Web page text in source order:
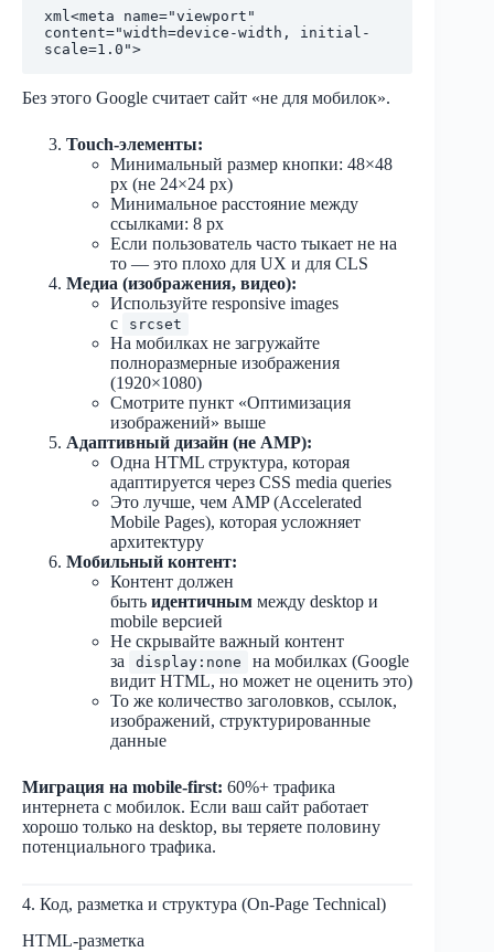
xml<meta name="viewport"
content="width=device-width, initial-
Без этого Google считает сайт «не для мобилок».
Touch-элементы:
Минимальный размер кнопки: 48×48
px (не 24×24 px)
Минимальное расстояние между
ссылками: 8 px
Если пользователь часто тыкает не на
то — это плохо для UX и для CLS
Медиа (изображения, видео):
Используйте responsive images
с
srcset
На мобилках не загружайте
полноразмерные изображения
(1920×1080)
Смотрите пункт «Оптимизация
изображений» выше
Адаптивный дизайн (не AMP):
Одна HTML структура, которая
адаптируется через CSS media queries
Это лучше, чем AMP (Accelerated
Mobile Pages), которая усложняет
архитектуру
Мобильный контент:
Контент должен
быть идентичным между desktop и
mobile версией
Не скрывайте важный контент
за
display:none
на мобилках (Google
видит HTML, но может не оценить это)
То же количество заголовков, ссылок,
изображений, структурированные
данные
Миграция на mobile-first: 60%+ трафика
интернета с мобилок. Если ваш сайт работает
хорошо только на desktop, вы теряете половину
потенциального трафика.
4. Код, разметка и структура (On-Page Technical)
HTML-разметка